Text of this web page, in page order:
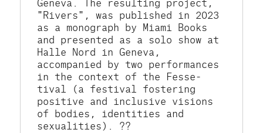
"Rivers", was published in 2023
as a monograph by Miami Books
and presented as a solo show at
Halle Nord in Geneva,
accompanied by two performances
in the context of the Fesse-
tival (a festival fostering
positive and inclusive visions
of bodies, identities and
sexualities). ??